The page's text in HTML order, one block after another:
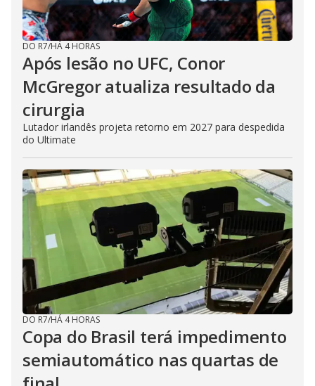
DO R7/HÁ 4 HORAS
Após lesão no UFC, Conor
McGregor atualiza resultado da
cirurgia
Lutador irlandês projeta retorno em 2027 para despedida
do Ultimate
DO R7/HÁ 4 HORAS
Copa do Brasil terá impedimento
semiautomático nas quartas de